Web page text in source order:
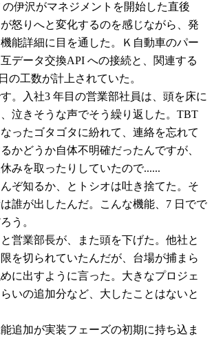
伊沢がマネジメントを開始した直後
怒りへと変化するのを感じながら、発
能詳細に目を通した。Ｋ自動車のパー
データ交換API への接続と、関連する
の工数が計上されていた。
。入社3 年目の営業部社員は、頭を床に
泣きそうな声でそう繰り返した。TBT
ったゴタゴタに紛れて、連絡を忘れて
かどうか自体不明確だったんですが、
みを取ったりしていたので......
ぞ知るか、とトシオは吐き捨てた。そ
誰が出したんだ。こんな機能、7 日でで
う。
営業部長が、また頭を下げた。他社と
を切られていたんだが、台場が捕まら
に出すように言った。大きなプロジェ
いの追加分など、大したことはないと
追加が実装フェーズの初期に持ち込ま